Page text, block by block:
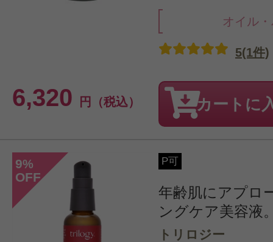
オイル
6,320 円（税込）
5(1件)
カートに
9%
OFF
P可
年齢肌にアプロ
ングケア美容液
トリロジー